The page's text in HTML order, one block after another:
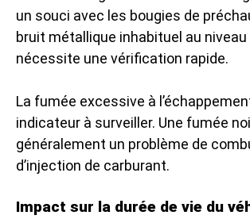
un souci avec les bougies de
bruit métallique inhabituel au
nécessite une vérification rapide.
La fumée excessive à
indicateur à surveiller. Une fumée
généralement un problème de
d’injection de carburant.
Impact sur la durée de vie du